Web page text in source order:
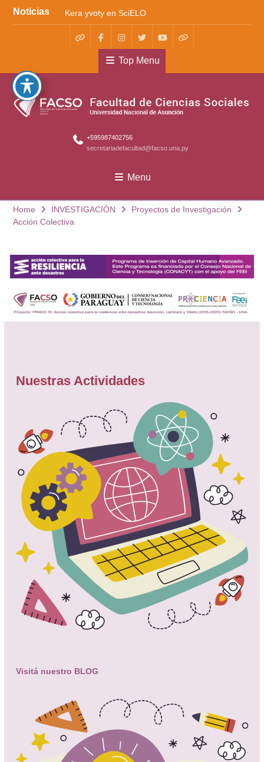
Noticias
Kera yvoty en SciELO
Convenio FACSO – Ateneo
Convenio FACSO-El
Cántaro
Top Menu
+595987402756
secretariadefacultad@facso.una.py
Menu
Home INVESTIGACIÓN
Proyectos de Investigación
Acción Colectiva
Nuestras Actividades
Visitá nuestro BLOG